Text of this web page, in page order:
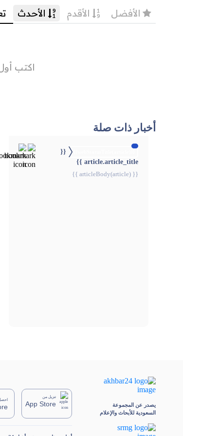
أخبار ذات صلة
{{
article.article_title }}
{{ articleBody(article) }}
يصدر عن المجموعة
السعودية للأبحاث والإعلام
تنزيل من
App Store